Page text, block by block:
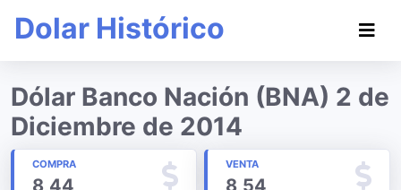
Dolar Histórico
Dólar Banco Nación (BNA) 2 de
Diciembre de 2014
COMPRA
8,44
VENTA
8,54